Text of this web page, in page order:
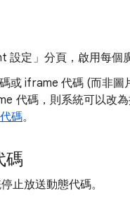
設定」 分頁，啟用每個
或 iframe 代碼 (而非
代碼，則系統可以改
碼。
碼
止放送動態代碼。